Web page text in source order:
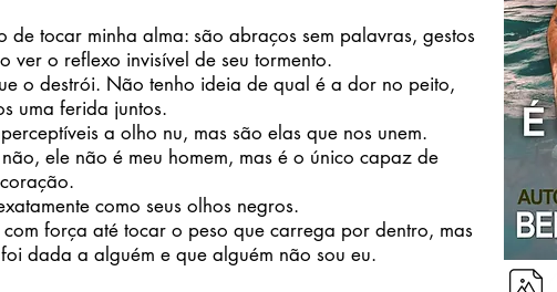
tocar minha alma: são abraços sem palavras, gestos
ver o reflexo invisível de seu tormento.
destrói. Não tenho ideia de qual é a dor no peito,
uma ferida juntos.
a olho nu, mas são elas que nos unem.
ele não é meu homem, mas é o único capaz de
como seus olhos negros.
força até tocar o peso que carrega por dentro, mas
dada a alguém e que alguém não sou eu.